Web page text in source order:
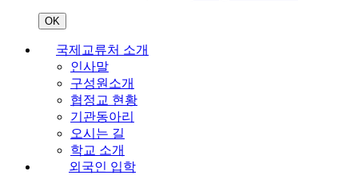
OK
국제교류처 소개
인사말
구성원소개
협정교 현황
기관동아리
오시는 길
학교 소개
외국인 입학